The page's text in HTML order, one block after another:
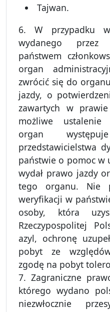
Tajwan.
6. W przypadku
wydanego przez
państwem
organ
zwrócić się do
jazdy, o
zawartych w
możliwe ustalenie
organ
przedstawicielstwa
państwie o pomoc w
wydał prawo jazdy
tego organu. Nie
weryfikacji w
osoby, która
Rzeczypospolitej
azyl, ochronę
pobyt ze
zgodę na pobyt
7. Zagraniczne
którego wydano
niezwłocznie